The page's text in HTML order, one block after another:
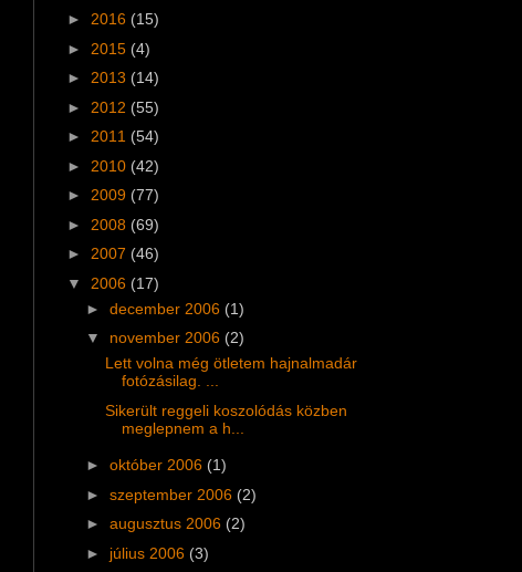
► 2016 (15)
► 2015 (4)
► 2013 (14)
► 2012 (55)
► 2011 (54)
► 2010 (42)
► 2009 (77)
► 2008 (69)
► 2007 (46)
▼ 2006 (17)
► december 2006 (1)
▼ november 2006 (2)
Lett volna még ötletem hajnalmadár
fotózásilag. ...
Sikerült reggeli koszolódás közben
meglepnem a h...
► október 2006 (1)
► szeptember 2006 (2)
► augusztus 2006 (2)
► július 2006 (3)